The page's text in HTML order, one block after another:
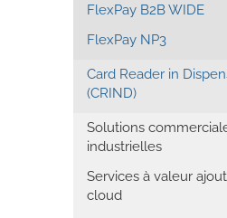
FlexPay B2B WIDE
FlexPay NP3
Card Reader in
(CRIND)
Solutions
industrielles
Services à valeur
cloud